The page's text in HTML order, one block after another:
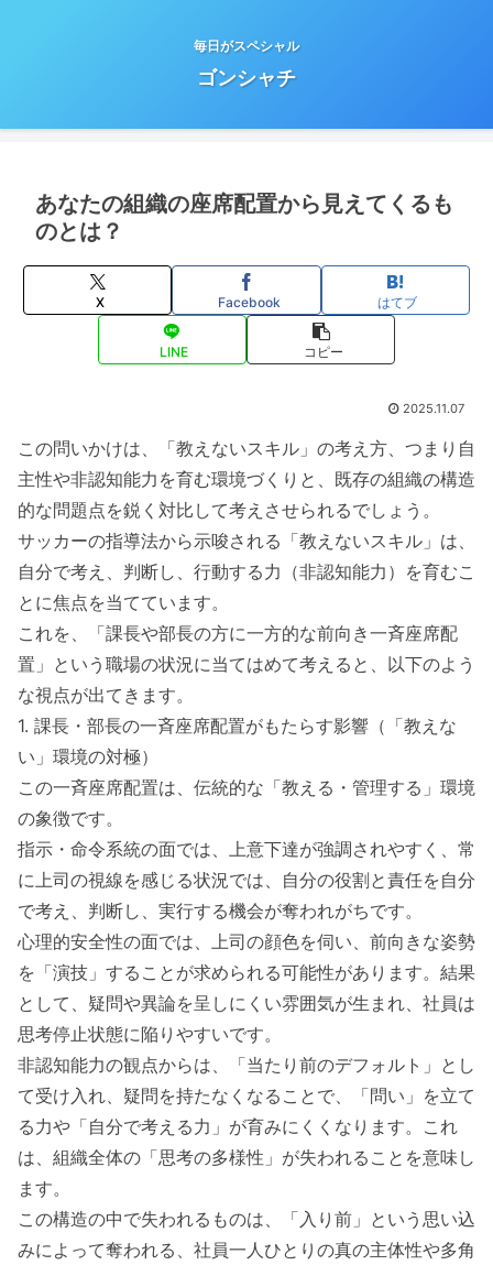
毎日がスペシャル
ゴンシャチ
あなたの組織の座席配置から見えてくるも
のとは？
X Facebook はてブ
LINE コピー
2025.11.07
この問いかけは、「教えないスキル」の考え方、つまり自
主性や非認知能力を育む環境づくりと、既存の組織の構造
的な問題点を鋭く対比して考えさせられるでしょう。
サッカーの指導法から示唆される「教えないスキル」は、
自分で考え、判断し、行動する力（非認知能力）を育むこ
とに焦点を当てています。
これを、「課長や部長の方に一方的な前向き一斉座席配
置」という職場の状況に当てはめて考えると、以下のよう
な視点が出てきます。
1. 課長・部長の一斉座席配置がもたらす影響（「教えな
い」環境の対極）
この一斉座席配置は、伝統的な「教える・管理する」環境
の象徴です。
指示・命令系統の面では、上意下達が強調されやすく、常
に上司の視線を感じる状況では、自分の役割と責任を自分
で考え、判断し、実行する機会が奪われがちです。
心理的安全性の面では、上司の顔色を伺い、前向きな姿勢
を「演技」することが求められる可能性があります。結果
として、疑問や異論を呈しにくい雰囲気が生まれ、社員は
思考停止状態に陥りやすいです。
非認知能力の観点からは、「当たり前のデフォルト」とし
て受け入れ、疑問を持たなくなることで、「問い」を立て
る力や「自分で考える力」が育みにくくなります。これ
は、組織全体の「思考の多様性」が失われることを意味し
ます。
この構造の中で失われるものは、「入り前」という思い込
みによって奪われる、社員一人ひとりの真の主体性や多角